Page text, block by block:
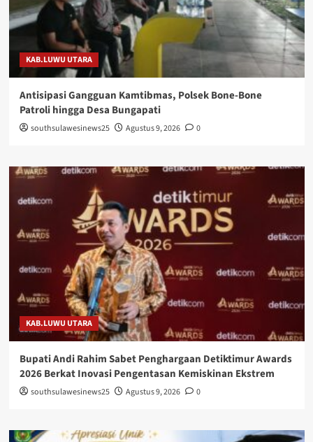
KAB.LUWU UTARA
Antisipasi Gangguan Kamtibmas, Polsek Bone-Bone
Patroli hingga Desa Bungapati
southsulawesinews25 Agustus 9, 2026 0
KAB.LUWU UTARA
Bupati Andi Rahim Sabet Penghargaan Detiktimur Awards
2026 Berkat Inovasi Pengentasan Kemiskinan Ekstrem
southsulawesinews25 Agustus 9, 2026 0